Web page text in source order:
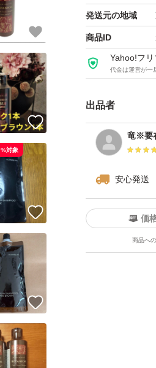
発送元の地域
商品ID
Yahoo!フ
代金は運営が一
出品者
竜※要
安心発送
価
商品へ
いいね！
対象